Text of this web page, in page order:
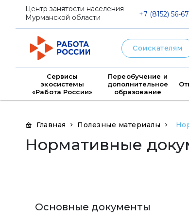
Центр занятости населения
Мурманской области
+7 (8152) 56-
Соискателям
Сервисы
экосистемы
«Работа России»
Переобучение и
дополнительное
образование
Главная Полезные материалы
Нормативные
Основные документы